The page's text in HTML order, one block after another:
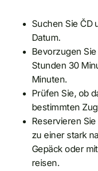
Suchen Sie ČD
Datum.
Bevorzugen
Stunden 30
Minuten.
Prüfen Sie, ob
bestimmten
Reservieren
zu einer stark
Gepäck oder
reisen.